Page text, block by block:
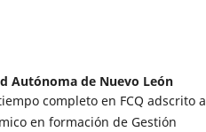
Autónoma de Nuevo León
completo en FCQ adscrito a
en formación de Gestión